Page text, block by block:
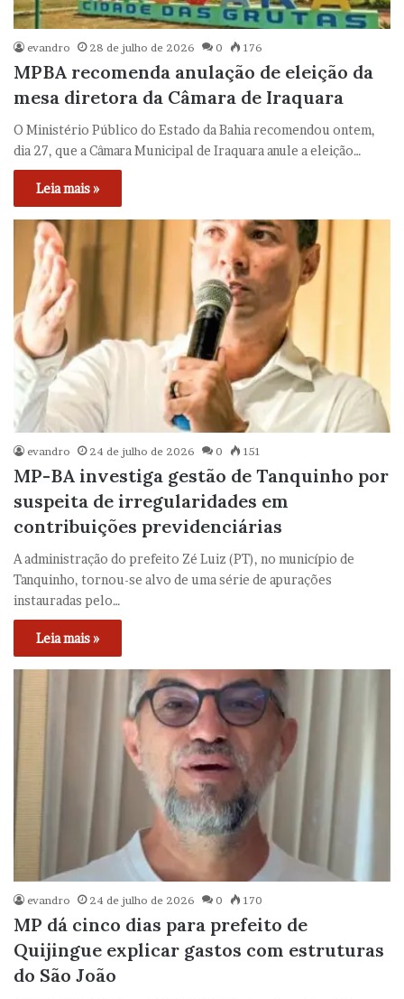
evandro 28 de julho de 2026 0 176
MPBA recomenda anulação de eleição da
mesa diretora da Câmara de Iraquara
O Ministério Público do Estado da Bahia recomendou ontem,
dia 27, que a Câmara Municipal de Iraquara anule a eleição…
Leia mais »
evandro 24 de julho de 2026 0 151
MP-BA investiga gestão de Tanquinho por
suspeita de irregularidades em
contribuições previdenciárias
A administração do prefeito Zé Luiz (PT), no município de
Tanquinho, tornou-se alvo de uma série de apurações
instauradas pelo…
Leia mais »
evandro 24 de julho de 2026 0 170
MP dá cinco dias para prefeito de
Quijingue explicar gastos com estruturas
do São João